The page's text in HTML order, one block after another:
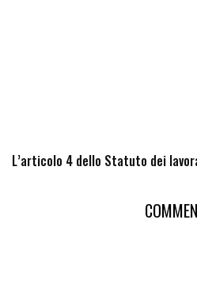
L’articolo 4 dello Statuto dei